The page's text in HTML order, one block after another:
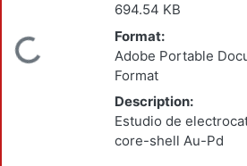
Loading...
694.54 KB
Format:
Adobe Portable
Format
Description:
Estudio de
core-shell Au-Pd